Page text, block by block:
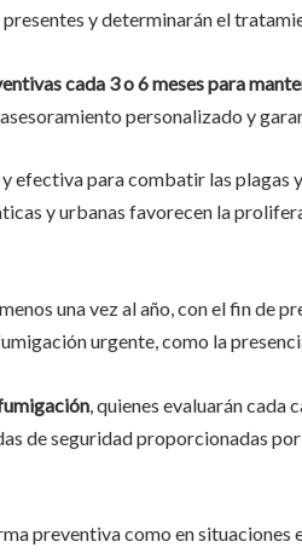
y determinarán el
cada 3 o 6 meses para
personalizado y
efectiva para combatir las plagas
y urbanas favorecen la
una vez al año, con el fin de
urgente, como la
, quienes evaluarán
de seguridad proporcionadas
preventiva como en